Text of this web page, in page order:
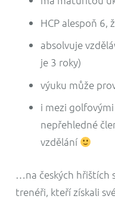
HCP alespoň 6,
absolvuje
je 3 roky)
výuku může
i mezi
nepřehledné
vzdělání
…na českých hřištích
trenéři, kteří získali